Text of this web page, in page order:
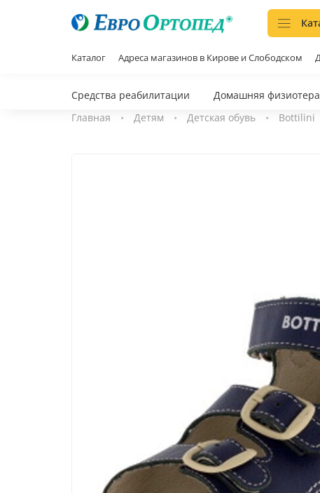
Каталог Адреса магазинов в Кирове и Слободском
Средства реабилитации Домашняя
Главная
Детям Детская обувь Bottilini